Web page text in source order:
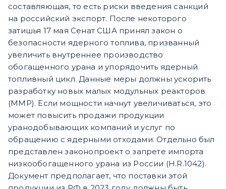
составляющая, то есть риски введения санкций
на российский экспорт. После некоторого
затишья 17 мая Сенат США принял закон о
безопасности ядерного топлива, призванный
увеличить внутреннее производство
обогащенного урана и упорядочить ядерный
топливный цикл. Данные меры должны ускорить
разработку новых малых модульных реакторов
(ММР). Если мощности начнут увеличиваться, это
может повысить продажи продукции
уранодобывающих компаний и услуг по
обращению с ядерными отходами. Отдельно был
представлен законопроект о запрете импорта
низкообогащенного урана из России (H.R.1042).
Документ предполагает, что поставки этой